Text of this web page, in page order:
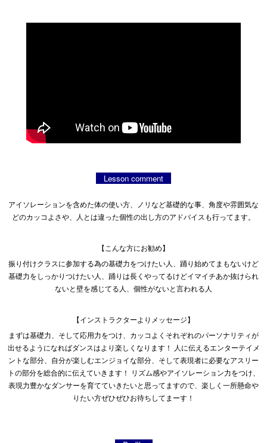
Lesson comment
アイソレーションを含めた体の使い方、ノリなど基礎的な事、角度や雰囲気な
どのカッコよさや、人とは違った個性の出し方のアドバイスも行ってます。
【こんな方にお勧め】
振り付けクラスに参加する為の基礎力をつけたい人、踊り始めてまもないけど
基礎力をしっかりつけたい人、踊りは長くやってるけどイマイチあか抜けられ
ないと壁を感じてる人、個性がないと言われる人
【インストラクターよりメッセージ】
まずは基礎力、そして応用力をつけ、カッコよくそれぞれのパーソナリティが
出せるようになればダンスはより楽しくなります！ 人に伝えるエンターテイメ
ントな部分、自分が楽しむエンジョイな部分、そして表現者に必要なアスリー
トの部分を総合的に伝えていきます！ リズム感やアイソレーション力をつけ、
表現力豊かなダンサーを育てていきたいと思ってますので、楽しく一所懸命や
りたい方ぜひぜひお待ちしてまーす！